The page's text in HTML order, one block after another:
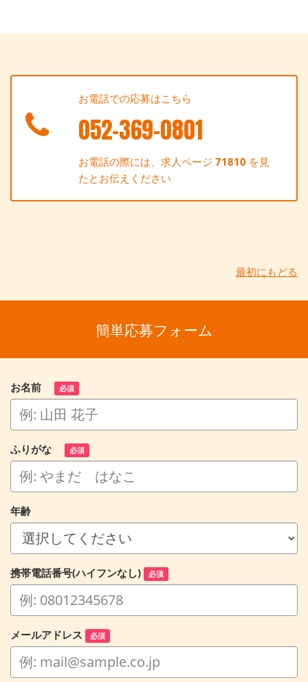
お電話での応募はこちら
052-369-0801
お電話の際には、求人ページ71810 を見
たとお伝えください
最初にもどる
簡単応募フォーム
お名前 必須
ふりがな 必須
年齢
携帯電話番号(ハイフンなし) 必須
メールアドレス 必須